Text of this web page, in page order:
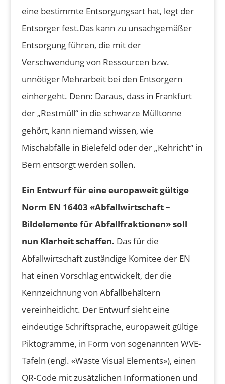
eine bestimmte Entsorgungsart hat, legt der
Entsorger fest.Das kann zu unsachgemäßer
Entsorgung führen, die mit der
Verschwendung von Ressourcen bzw.
unnötiger Mehrarbeit bei den Entsorgern
einhergeht. Denn: Daraus, dass in Frankfurt
der „Restmüll“ in die schwarze Mülltonne
gehört, kann niemand wissen, wie
Mischabfälle in Bielefeld oder der „Kehricht“ in
Bern entsorgt werden sollen.
Ein Entwurf für eine europaweit gültige
Norm EN 16403 «Abfallwirtschaft –
Bildelemente für Abfallfraktionen» soll
nun Klarheit schaffen. Das für die
Abfallwirtschaft zuständige Komitee der EN
hat einen Vorschlag entwickelt, der die
Kennzeichnung von Abfallbehältern
vereinheitlicht. Der Entwurf sieht eine
eindeutige Schriftsprache, europaweit gültige
Piktogramme, in Form von sogenannten WVE-
Tafeln (engl. «Waste Visual Elements»), einen
QR-Code mit zusätzlichen Informationen und